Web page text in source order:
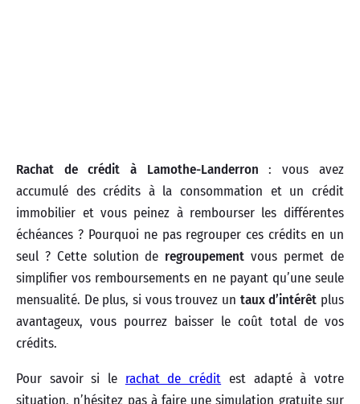
Rachat de crédit à Lamothe-Landerron : vous avez
accumulé des crédits à la consommation et un crédit
immobilier et vous peinez à rembourser les différentes
échéances ? Pourquoi ne pas regrouper ces crédits en un
seul ? Cette solution de regroupement vous permet de
simplifier vos remboursements en ne payant qu’une seule
mensualité. De plus, si vous trouvez un taux d’intérêt plus
avantageux, vous pourrez baisser le coût total de vos
crédits.
Pour savoir si le rachat de crédit est adapté à votre
situation, n’hésitez pas à faire une simulation gratuite sur